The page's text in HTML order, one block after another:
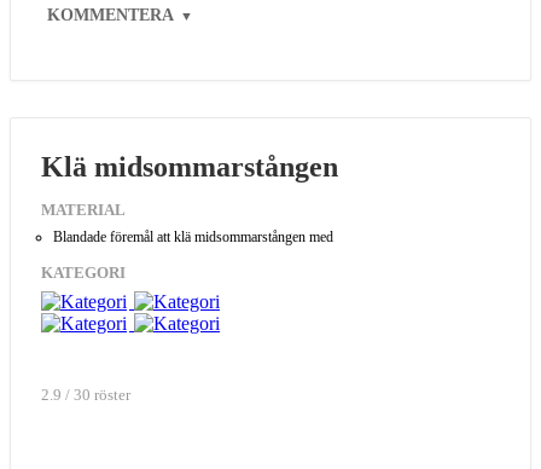
KOMMENTERA ▼
Klä midsommarstången
MATERIAL
Blandade föremål att klä midsommarstången med
KATEGORI
2.9 / 30 röster